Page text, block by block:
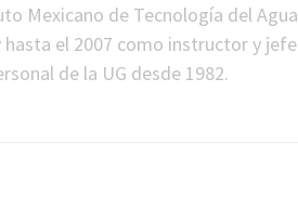
Mexicano de Tecnología del Agua
hasta el 2007 como instructor y jefe
de la UG desde 1982.